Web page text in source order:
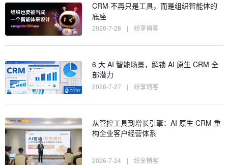
CRM 不再只是工具，而是组织智能体的
底座
2026-7-28 | 纷享销客
6 大 AI 智能场景，解锁 AI 原生 CRM 全
部潜力
2026-7-27 | 纷享销客
从管控工具到增长引擎：AI 原生 CRM 重
构企业客户经营体系
2026-7-24 | 纷享销客